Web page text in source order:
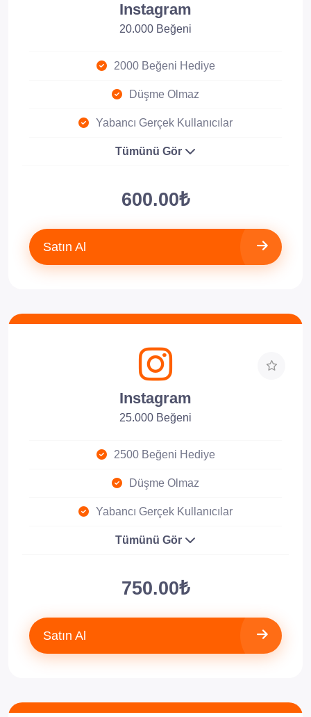
Instagram
20.000 Beğeni
2000 Beğeni Hediye
Düşme Olmaz
Yabancı Gerçek Kullanıcılar
Tümünü Gör
600.00₺
Satın Al
Instagram
25.000 Beğeni
2500 Beğeni Hediye
Düşme Olmaz
Yabancı Gerçek Kullanıcılar
Tümünü Gör
750.00₺
Satın Al